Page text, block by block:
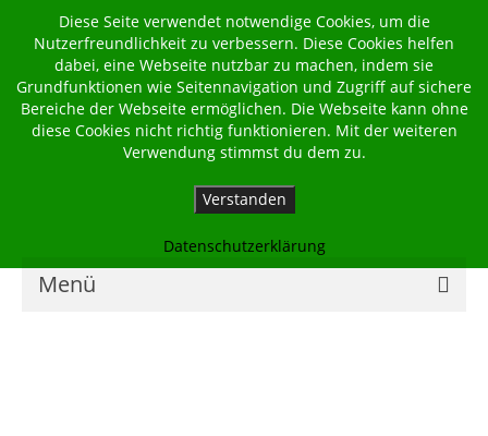
Menü
Diese Seite verwendet notwendige Cookies, um die
Nutzerfreundlichkeit zu verbessern. Diese Cookies helfen
dabei, eine Webseite nutzbar zu machen, indem sie
Grundfunktionen wie Seitennavigation und Zugriff auf sichere
Bereiche der Webseite ermöglichen. Die Webseite kann ohne
diese Cookies nicht richtig funktionieren. Mit der weiteren
Verwendung stimmst du dem zu.
Verstanden
Datenschutzerklärung